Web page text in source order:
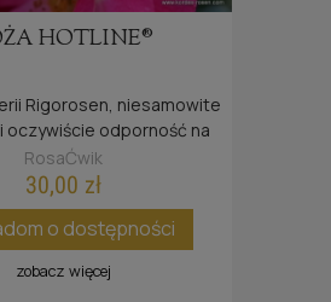
HOTLINE®
Rigorosen, niesamowite
oczywiście odporność na
choroby.
RosaĆwik
30,00 zł
o dostępności
zobacz więcej